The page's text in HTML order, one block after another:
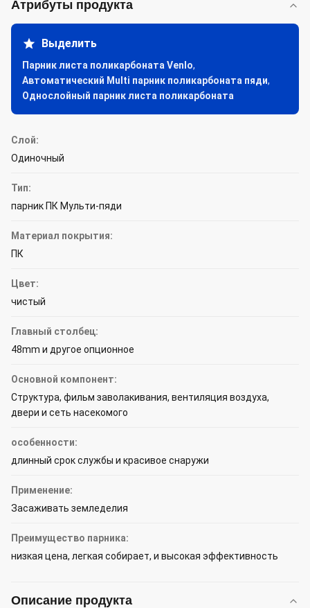
Атрибуты продукта
Выделить
Парник листа поликарбоната Venlo,
Автоматический Multi парник поликарбоната пяди,
Однослойный парник листа поликарбоната
Слой:
Одиночный
Тип:
парник ПК Мульти-пяди
Материал покрытия:
ПК
Цвет:
чистый
Главный столбец:
48mm и другое опционное
Основной компонент:
Структура, фильм заволакивания, вентиляция воздуха,
двери и сеть насекомого
особенности:
длинный срок службы и красивое снаружи
Применение:
Засаживать земледелия
Преимущество парника:
низкая цена, легкая собирает, и высокая эффективность
Описание продукта